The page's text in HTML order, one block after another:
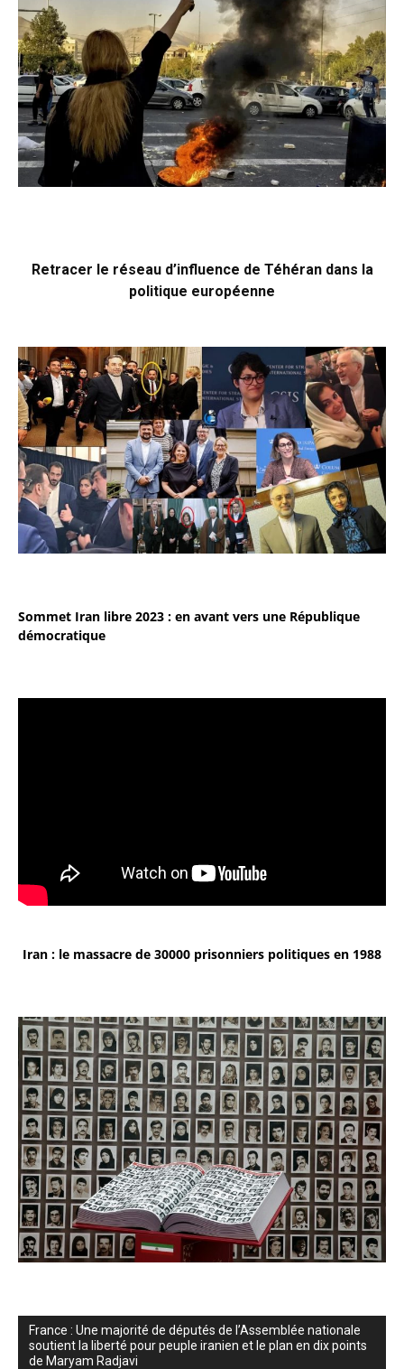
Retracer le réseau d’influence de Téhéran dans la
politique européenne
Sommet Iran libre 2023 : en avant vers une République
démocratique
Iran : le massacre de 30000 prisonniers politiques en 1988
France : Une majorité de députés de l’Assemblée nationale
soutient la liberté pour peuple iranien et le plan en dix points
de Maryam Radjavi